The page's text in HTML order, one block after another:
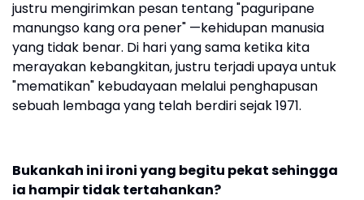
justru mengirimkan pesan tentang "paguripane
manungso kang ora pener" —kehidupan manusia
yang tidak benar. Di hari yang sama ketika kita
merayakan kebangkitan, justru terjadi upaya untuk
"mematikan" kebudayaan melalui penghapusan
sebuah lembaga yang telah berdiri sejak 1971.
Bukankah ini ironi yang begitu pekat sehingga
ia hampir tidak tertahankan?